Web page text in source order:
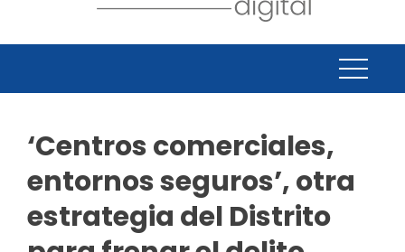
‘Centros comerciales,
entornos seguros’, otra
estrategia del Distrito